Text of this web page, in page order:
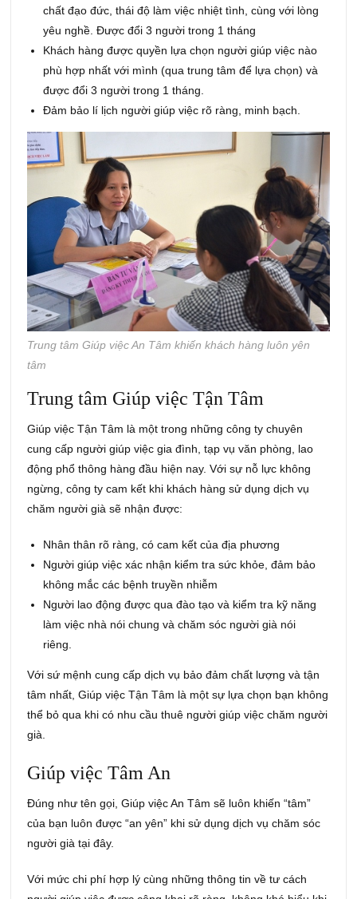
chất đạo đức, thái độ làm việc nhiệt tình, cùng với lòng
yêu nghề. Được đổi 3 người trong 1 tháng
Khách hàng được quyền lựa chọn người giúp việc nào
phù hợp nhất với mình (qua trung tâm để lựa chọn) và
được đổi 3 người trong 1 tháng.
Đảm bảo lí lịch người giúp việc rõ ràng, minh bạch.
Trung tâm Giúp việc An Tâm khiến khách hàng luôn yên
tâm
Trung tâm Giúp việc Tận Tâm
Giúp việc Tận Tâm là một trong những công ty chuyên
cung cấp người giúp việc gia đình, tạp vụ văn phòng, lao
động phổ thông hàng đầu hiện nay. Với sự nỗ lực không
ngừng, công ty cam kết khi khách hàng sử dụng dịch vụ
chăm người già sẽ nhận được:
Nhân thân rõ ràng, có cam kết của địa phương
Người giúp việc xác nhận kiểm tra sức khỏe, đảm bảo
không mắc các bệnh truyền nhiễm
Người lao động được qua đào tạo và kiểm tra kỹ năng
làm việc nhà nói chung và chăm sóc người già nói
riêng.
Với sứ mệnh cung cấp dịch vụ bảo đảm chất lượng và tận
tâm nhất, Giúp việc Tận Tâm là một sự lựa chọn bạn không
thể bỏ qua khi có nhu cầu thuê người giúp việc chăm người
già.
Giúp việc Tâm An
Đúng như tên gọi, Giúp việc An Tâm sẽ luôn khiến “tâm”
của bạn luôn được “an yên” khi sử dụng dịch vụ chăm sóc
người già tại đây.
Với mức chi phí hợp lý cùng những thông tin về tư cách